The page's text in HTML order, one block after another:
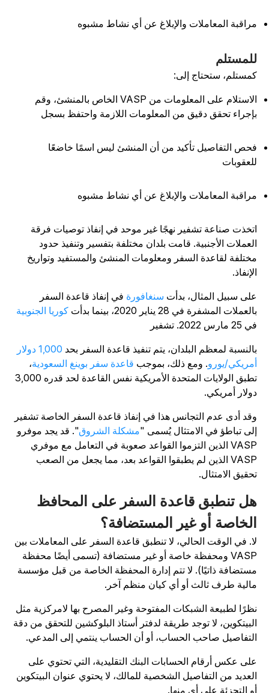
المعاملات والإبلاغ عن أي نشاط مشبوه
ستحتاج إلى:
الاستلام على المعلومات من VASP الخاص بالمنشئ، وقم
تحقق دقيق من المعلومات اللازمة واحتفظ بسجل
التفاصيل تأكيد من أن المنشئ ليس اسمًا خاضعًا
المعاملات والإبلاغ عن أي نشاط مشبوه
صناعة تشفير نهجًا غير موحد في إنفاذ توصيات فرقة
الأجنبية. قامت بلدان مختلفة بتفسير وتنفيذ حدود
لقاعدة السفر ومعلومات المنشئ والمستفيد وتواريخ
سبيل المثال،بدأتسنغافورةفي إنفاذ قاعدة السفر
المشفرة في 28 يناير 2020، بينما بدأت
كوريا الجنوبية
تشفير
لمعظم البلدان، يتم تنفيذ قاعدة السفر بحد
1,000 دولار
يورو. ومع ذلك، بموجبقاعدة سفر بوينغ السعودية،
تطبق الولايات المتحدة الأمريكية نفس القاعدة لحد قدره 3,000
أمريكي.
أدى عدم التجانس هذا في إنفاذ قاعدة السفر الخاصة تشفير
تباطؤ في الامتثال يُسمى "مشكلة الشروق ". قد يجد موفرو
VASP الذين التزموا القواعد صعوبة في التعامل مع موفري
VASP الذين لم يطبقوا القواعد بعد، مما يجعل من الصعب
الامتثال.
تنطبق قاعدة السفر على المحافظ
أو غير المستضافة؟
في الوقت الحالي، لا تنطبق قاعدة السفر على المعاملات بين
VASP ومحفظة خاصة أو غير مستضافة (تسمى أيضًا محفظة
ذاتيًا). لا تتم إدارة المحفظة الخاصة من قبل مؤسسة
طرف ثالث أو أي كيان منظم آخر.
لطبيعة الشبكات المفتوحة وغير المصرح بها لامركزية مثل
لا توجد طريقة لدفتر أستاذ البلوكشين للتحقق من دقة
صاحب الحساب، أو أن الحساب ينتمي إلى المدعي.
عكس أرقام الحسابات البنك التقليدية، التي تحتوي على
من التفاصيل الشخصية للمالك، لا يحتوي عنوان البيتكوين
التجزئة على أي منها.